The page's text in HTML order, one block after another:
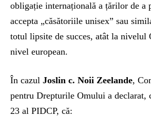
obligație internațională a țărilor de a
accepta „căsătoriile unisex” sau
totul lipsite de succes, atât la nivelul
nivel european.
În cazul Joslin c. Noii Zeelande,
pentru Drepturile Omului a declarat,
23 al PIDCP, că: